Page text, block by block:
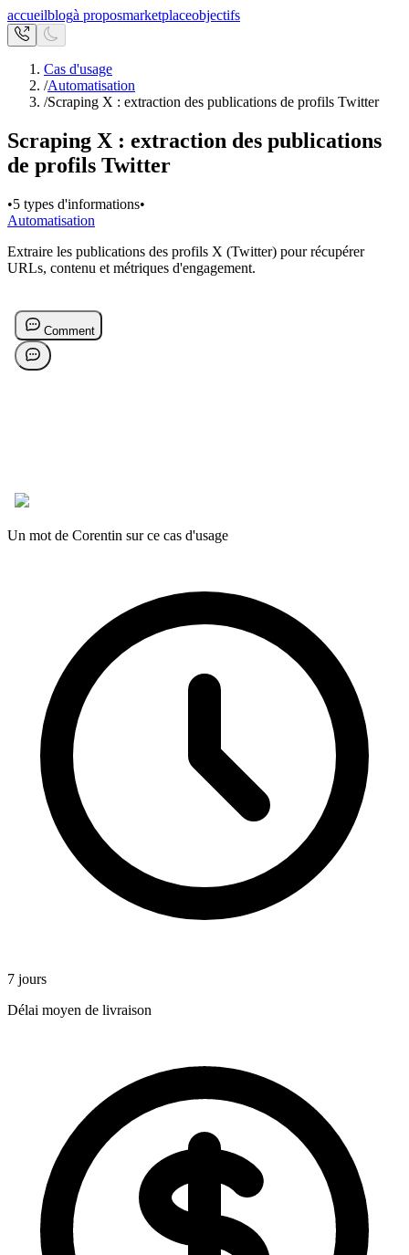
accueilblogà proposmarketplaceobjectifs
Cas d'usage
/Automatisation
/Scraping X : extraction des publications de profils Twitter
Scraping X : extraction des publications
de profils Twitter
•5 types d'informations•
Automatisation
Extraire les publications des profils X (Twitter) pour récupérer
URLs, contenu et métriques d'engagement.
Un mot de Corentin sur ce cas d'usage
7 jours
Délai moyen de livraison